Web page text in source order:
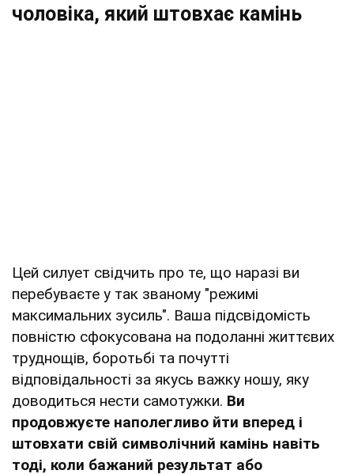
чоловіка, який штовхає камінь
Цей силует свідчить про те, що наразі ви
перебуваєте у так званому "режимі
максимальних зусиль". Ваша підсвідомість
повністю сфокусована на подоланні життєвих
труднощів, боротьбі та почутті
відповідальності за якусь важку ношу, яку
доводиться нести самотужки. Ви
продовжуєте наполегливо йти вперед і
штовхати свій символічний камінь навіть
тоді, коли бажаний результат або